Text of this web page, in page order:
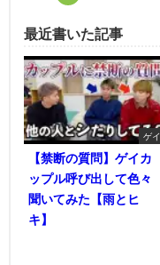
最近書いた記事
ゲイ
【禁断の質問】ゲイカ
ップル呼び出して色々
聞いてみた【雨とヒ
キ】